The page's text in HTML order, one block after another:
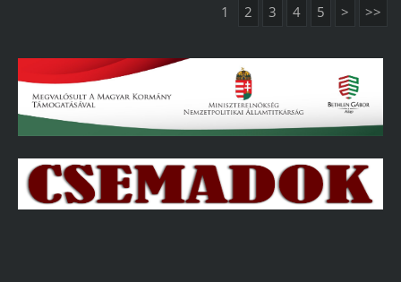
1 2 3 4 5 > >>